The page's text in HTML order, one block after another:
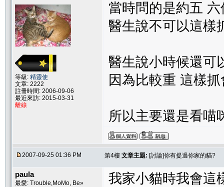
等級: 精靈使
文章: 2222
註冊時間: 2006-09-06
最近來訪: 2015-03-31
離線
當時問的是約五
醫生說不可以這樣
醫生說小時候還可
因為比較重 這樣
所以主要還是看喵
2007-09-25 01:36 PM 第4樓 文章主題: [討論]你有提過你家的貓?
paula
最愛: Trouble,MoMo, Be»
我家小貓時我會這